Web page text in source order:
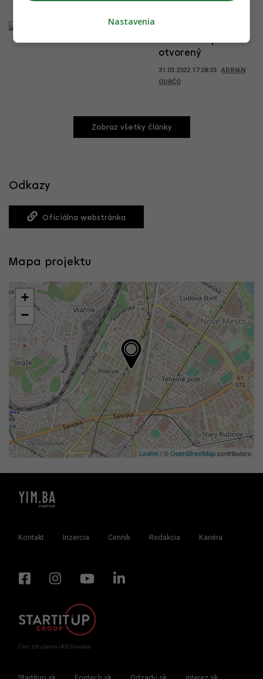
Residence je
otvorený
31.03.2022 17:28:33
ADRIAN
GUBČO
Zobraz všetky články
Odkazy
Oficiálna webstránka
Mapa projektu
+
−
Leaflet | ©OpenStreetMapcontributors
Kontakt Inzercia Cenník Redakcia Kariéra
Člen združenia IAB Slovakia
Nastavenia